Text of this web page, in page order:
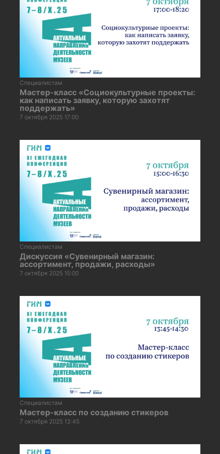
Специалистам
Мастер-класс «Социокультурные проекты:
как написать заявку, которую захотят
поддержать»
7 октября 2025 17:00
Специалистам
Дискуссия «Сувенирный магазин:
ассортимент, продажи, расходы»
7 октября 2025 15:00
Специалистам
Мастер-класс по созданию стикеров
7 октября 2025 13:45